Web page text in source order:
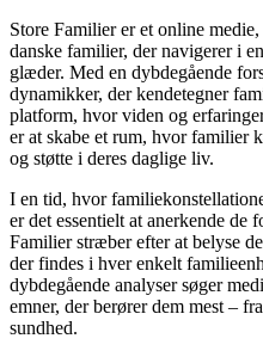
Store Familier er et online
danske familier, der navigerer i
glæder. Med en dybdegående
dynamikker, der kendetegner
platform, hvor viden og
er at skabe et rum, hvor familier
og støtte i deres daglige liv.
I en tid, hvor
er det essentielt at anerkende
Familier stræber efter at belyse
der findes i hver enkelt
dybdegående analyser søger
emner, der berører dem mest –
sundhed.